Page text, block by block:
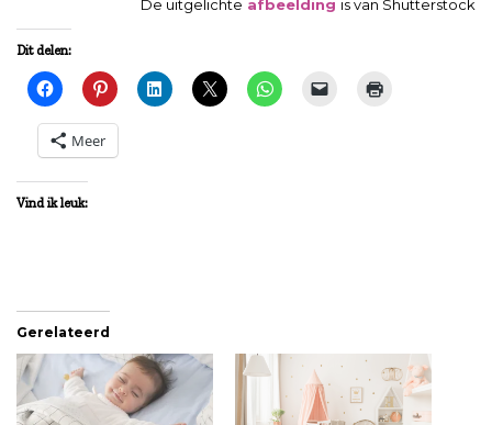
De uitgelichte afbeelding is van Shutterstock
Dit delen:
Meer
Vind ik leuk:
Gerelateerd